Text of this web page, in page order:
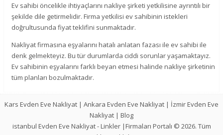
Ev sahibi öncelikle ihtiyaçlarını nakliye şirketi yetkilisine ayrıntılı bir
şekilde dile getirmelidir. Firma yetkilisi ev sahibinin istekleri
doğrultusunda fiyat teklifini sunmaktadır.
Nakliyat firmasına eşyalarını hatalı anlatan fazası ile ev sahibi ile
denk gelmekteyiz. Bu tür durumlarda ciddi sorunlar yaşamaktayız.
Ev sahibinin eşyalarını farklı beyan etmesi halinde nakliye şirketinin
tüm planları bozulmaktadır.
Kars Evden Eve Nakliyat | Ankara Evden Eve Nakliyat | İzmir Evden Eve
Nakliyat | Blog
istanbul Evden Eve Nakliyat-Linkler|Firmaları Portalı © 2026. Tüm